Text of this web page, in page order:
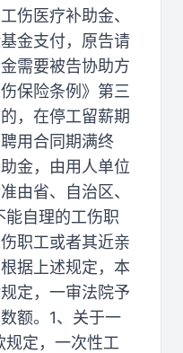
伤医疗补助金、
金支付，原告请
需要被告协助方
保险条例》第三
，在停工留薪期
用合同期满终
金，由用人单位
由省、自治区、
自理的工伤职
职工或者其近亲
据上述规定，本
定，一审法院予
额。1、关于一
定，一次性工